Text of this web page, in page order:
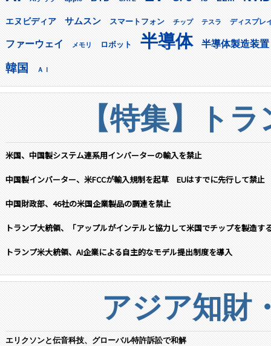
エヌビディア サムスン スマートフォン チップ テスラ ディスプレ
ファーウェイ メモリ ロボット 半導体 半導体製造装置
韓国 ＡＩ
【特集】ト
米国、中国製システム連系用インバーターの輸入を禁止
中国製インバーター、米FCCが輸入規制を起草 EUはすでに先行して禁止
中国財政部、46社の米国企業製品の調達を禁止
トランプ大統領、「アップルがインテルと協力して米国でチップを製造す
トランプ米大統領、AI企業による自主的なモデル提出制度を導入
アジア知財
エリクソンと伝音科技、グローバル特許訴訟で和解